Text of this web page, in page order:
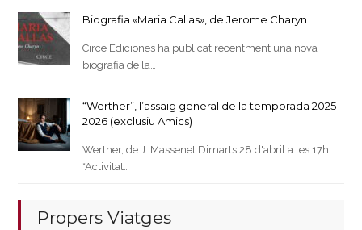
Biografia «Maria Callas», de Jerome Charyn
Circe Ediciones ha publicat recentment una nova
biografia de la…
“Werther”, l’assaig general de la temporada 2025-
2026 (exclusiu Amics)
Werther, de J. Massenet Dimarts 28 d'abril a les 17h
*Activitat…
Propers Viatges